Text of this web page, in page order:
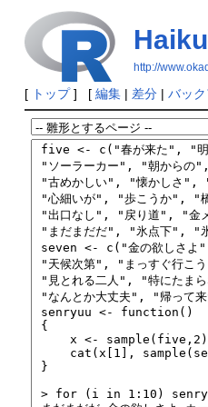
http://
[ トップ] [ 編集| 差分| バッ